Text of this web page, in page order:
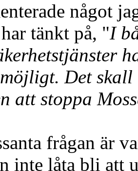
något
tänkt på, "I
Det skall
att stoppa
frågan är
inte låta bli att